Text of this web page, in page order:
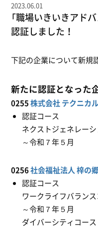
2023.06.01
「職場いきいきアド
認証しました！
下記の企業について新規
新たに認証となった
0255株式会社 テクニカ
認証コース
ネクストジェネレ
～令和７年５月
0256社会福祉法人 梓の
認証コース
ワークライフバ
～令和７年５月
ダイバーシテ